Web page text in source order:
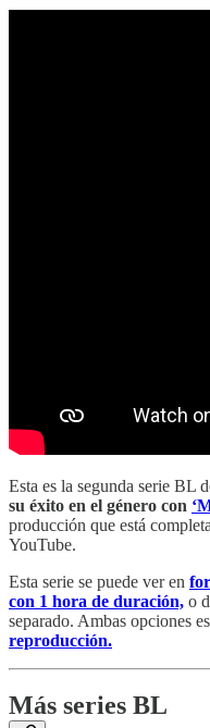
Esta es la segunda serie BL
su éxito en el género con
producción que está
YouTube.
Esta serie se puede ver en
con 1 hora de duración, o
separado. Ambas opciones
reproducción.
Más series BL